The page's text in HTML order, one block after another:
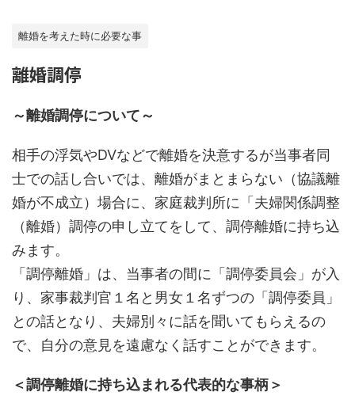
離婚を考えた時に必要な事
離婚調停
～離婚調停について～
相手の浮気やDVなどで離婚を決意するが当事者同
士での話し合いでは、離婚がまとまらない（協議離
婚が不成立）場合に、家庭裁判所に「夫婦関係調整
（離婚）調停の申し立てをして、調停離婚に持ち込
みます。
「調停離婚」は、当事者の間に「調停委員会」が入
り、家事裁判官１名と男女１名ずつの「調停委員」
との話となり、夫婦別々に話を聞いてもらえるの
で、自分の意見を遠慮なく話すことができます。
＜調停離婚に持ち込まれる代表的な事柄＞